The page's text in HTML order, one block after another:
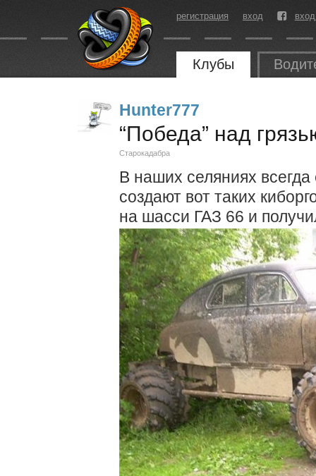
регистрация вход
Клубы
Hunter777
“Победа” над
Старокадабра
В наших селяниях
создают вот таких
на шасси ГАЗ 66 и